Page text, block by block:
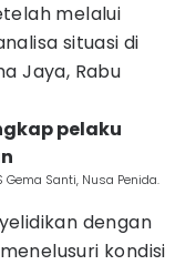
melalui
situasi di
Jaya, Rabu
pelaku
Santi, Nusa Penida.
dengan
kondisi